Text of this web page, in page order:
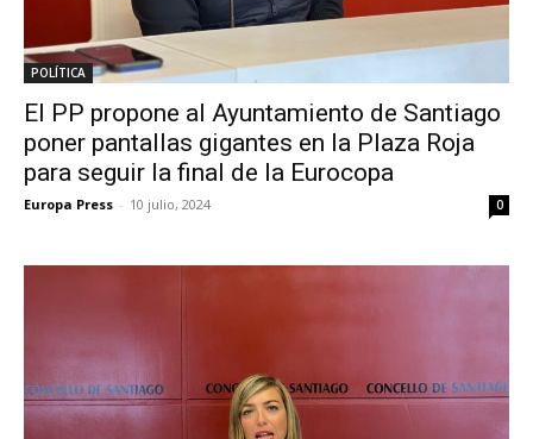
POLÍTICA
El PP propone al Ayuntamiento de Santiago
poner pantallas gigantes en la Plaza Roja
para seguir la final de la Eurocopa
Europa Press - 10 julio, 2024 0